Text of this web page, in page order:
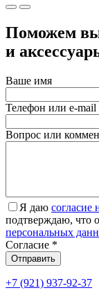
Поможем
и
Ваше имя
Телефон или e-mail
Вопрос или
Я даю согласие
подтверждаю, что
персональных
Согласие *
Отправить
+7 (921) 937-92-37